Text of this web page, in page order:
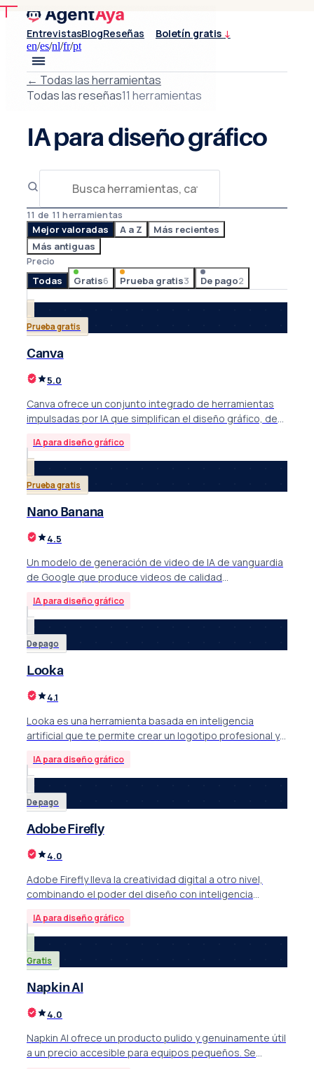
EntrevistasBlogReseñas Boletín gratis ↓
en/es/nl/fr/pt
← Todas las herramientas
Todas las reseñas11 herramientas
IA para diseño gráfico
11 de 11 herramientas
Mejor valoradas A a Z
Más recientes
Más antiguas
Precio
Todas Gratis6 Prueba gratis3 De pago2
Prueba gratis
Canva
5.0
Canva ofrece un conjunto integrado de herramientas
impulsadas por IA que simplifican el diseño gráfico, de
creación de contenido.
IA para diseño gráfico
Prueba gratis
Nano Banana
4.5
Un modelo de generación de video de IA de vanguardia
de Google que produce videos de calidad
IA para diseño gráfico
De pago
Looka
4.1
Looka es una herramienta basada en inteligencia
artificial que te permite crear un logotipo profesional y
depender de diseñadores gráficos.
IA para diseño gráfico
De pago
Adobe Firefly
4.0
Adobe Firefly lleva la creatividad digital a otro nivel,
combinando el poder del diseño con inteligencia
IA para diseño gráfico
Gratis
Napkin AI
4.0
Napkin AI ofrece un producto pulido y genuinamente útil
a un precio accesible para equipos pequeños. Se